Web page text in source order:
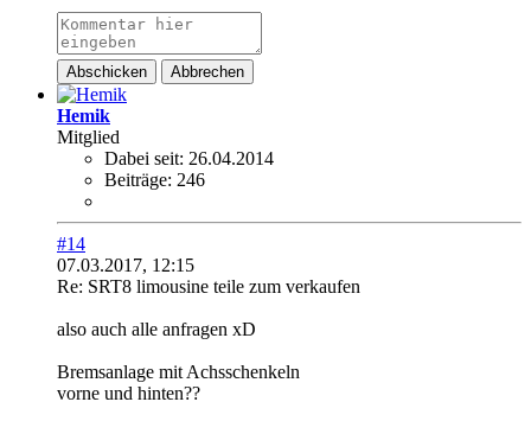
Abschicken Abbrechen
Hemik
Mitglied
Dabei seit: 26.04.2014
Beiträge: 246
#14
07.03.2017, 12:15
Re: SRT8 limousine teile zum verkaufen
also auch alle anfragen xD
Bremsanlage mit Achsschenkeln
vorne und hinten??